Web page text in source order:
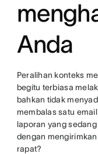
Anda
Peralihan konteks
begitu terbiasa
bahkan tidak
membalas satu
laporan yang
dengan
rapat?